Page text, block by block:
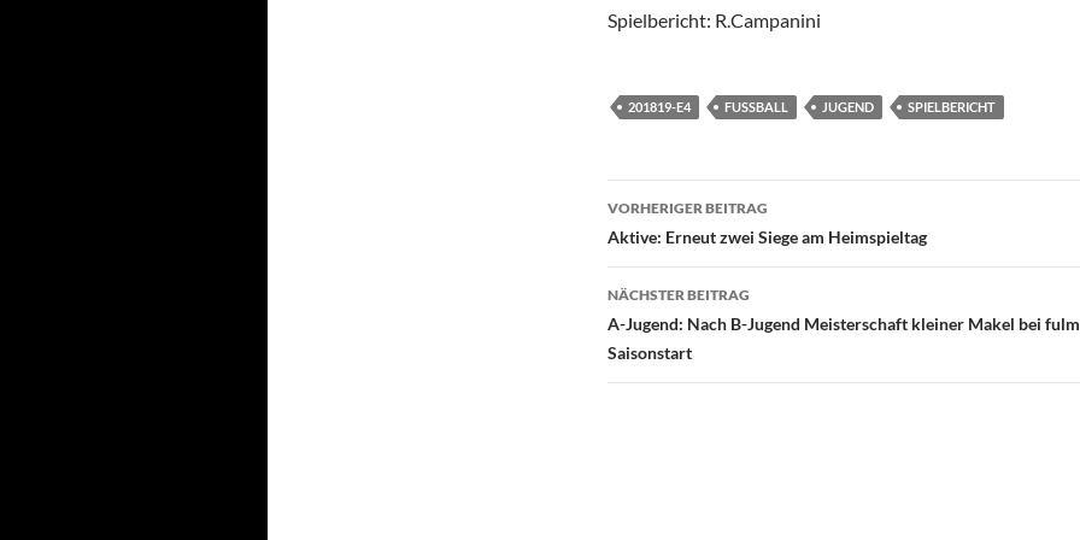
Spielbericht: R.Campanini
201819-E4 FUSSBALL JUGEND SPIELBERICHT
Beitragsnavigation
VORHERIGER BEITRAG
Aktive: Erneut zwei Siege am Heimspieltag
NÄCHSTER BEITRAG
A-Jugend: Nach B-Jugend Meisterschaft kleiner Makel bei
Saisonstart